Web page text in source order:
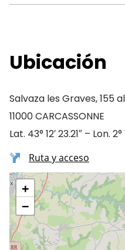
Ubicación
Salvaza les Graves, 155
11000 CARCASSONNE
Lat. 43° 12′ 23.21″ – Lon.
Ruta y acceso
+
−